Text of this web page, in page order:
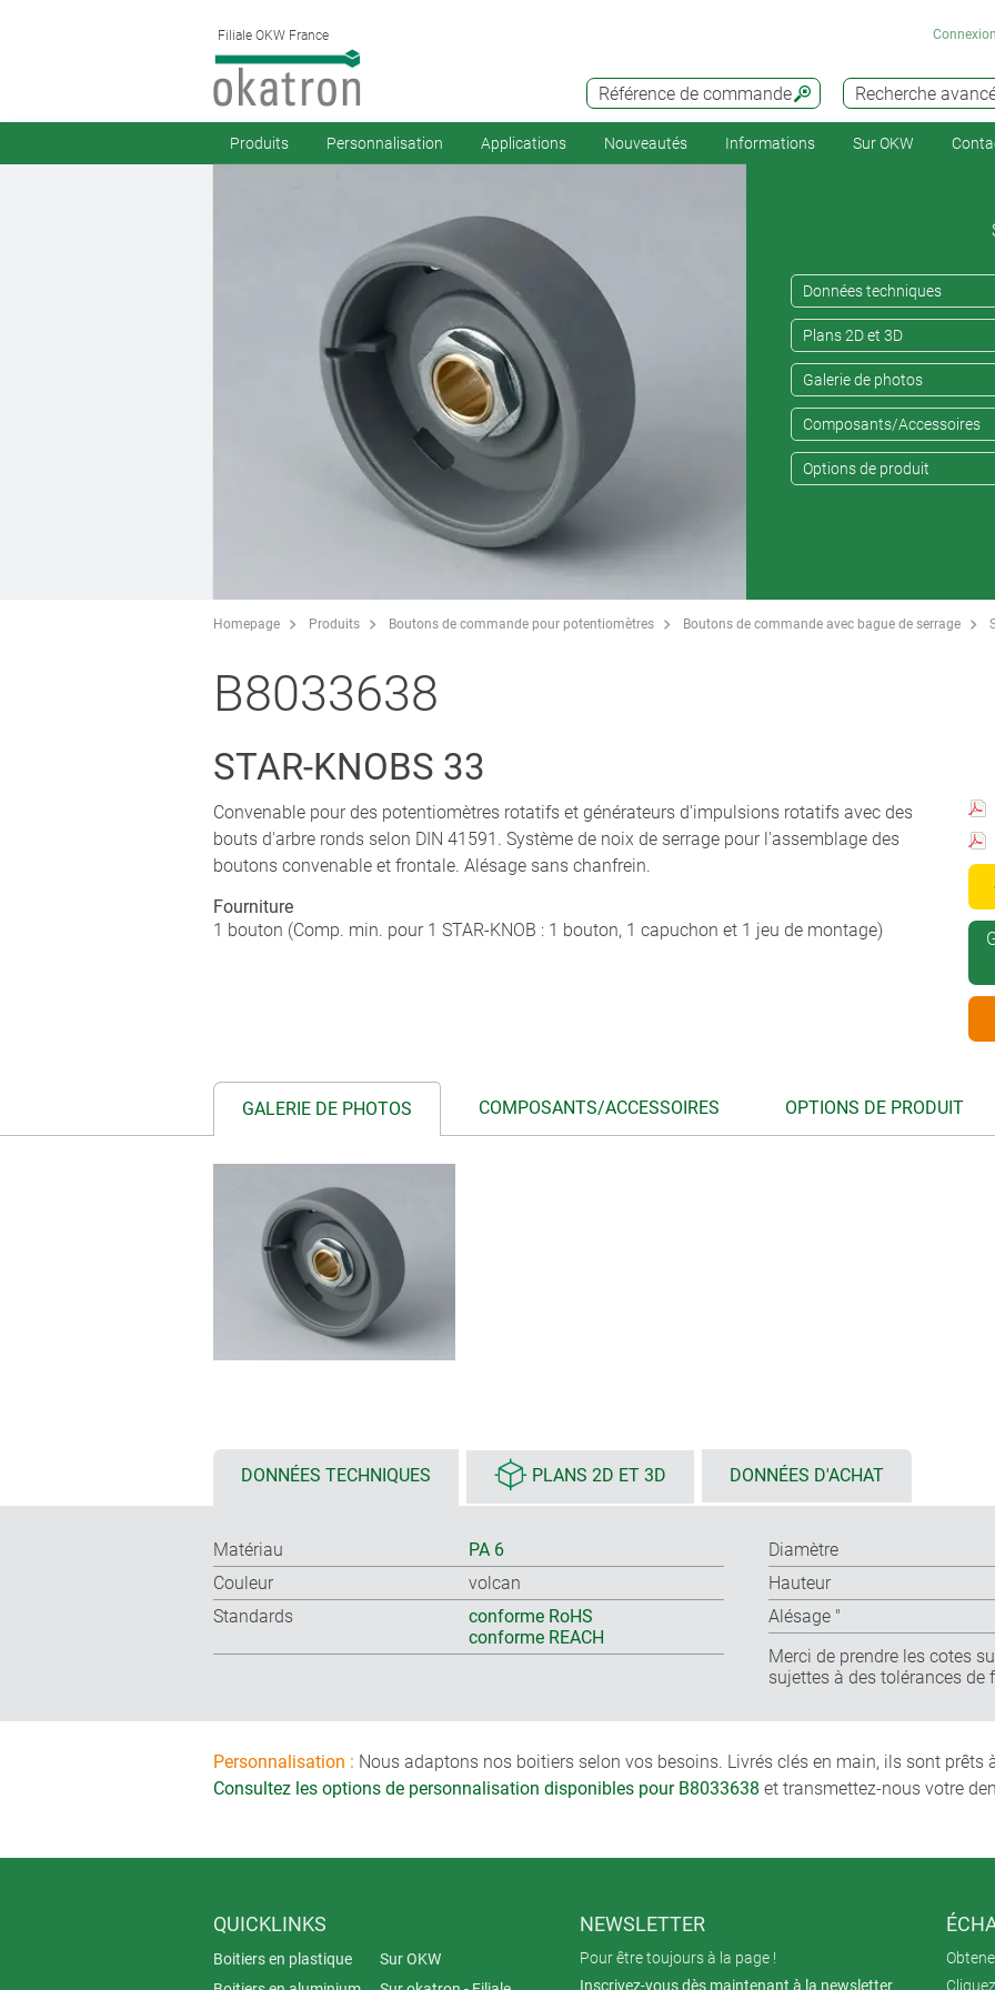
Filiale OKW France
Recherche
Référence de commande
Connexion
Produits Personnalisation Applications Nouveautés Informations Sur OKW
Données techniques
Plans 2D et 3D
Galerie de photos
Composants/Accessoires
Options de produit
Homepage Produits Boutons de commande pour potentiomètres Boutons de commande avec bague de serrage
B8033638
STAR-KNOBS 33
Convenable pour des potentiomètres rotatifs et générateurs d'impulsions rotatifs avec des
bouts d'arbre ronds selon DIN 41591. Système de noix de serrage pour l'assemblage des
boutons convenable et frontale. Alésage sans chanfrein.
Fourniture
1 bouton (Comp. min. pour 1 STAR-KNOB : 1 bouton, 1 capuchon et 1 jeu de montage)
GALERIE DE PHOTOS COMPOSANTS/ACCESSOIRES OPTIONS DE PRODUIT
DONNÉES TECHNIQUES PLANS 2D ET 3D DONNÉES D'ACHAT
Matériau
PA 6
Couleur
volcan
Standards
conforme RoHS
conforme REACH
Diamètre
Hauteur
Alésage ″
Merci de prendre les cotes
sujettes à des tolérances
Personnalisation : Nous adaptons nos boitiers selon vos besoins. Livrés clés en main, ils sont prêts
Consultez les options de personnalisation disponibles pour B8033638 et transmettez-nous votre
QUICKLINKS
Boitiers en plastique
Sur OKW
NEWSLETTER
Pour être toujours à la page !
Inscrivez-vous dès maintenant à la newsletter